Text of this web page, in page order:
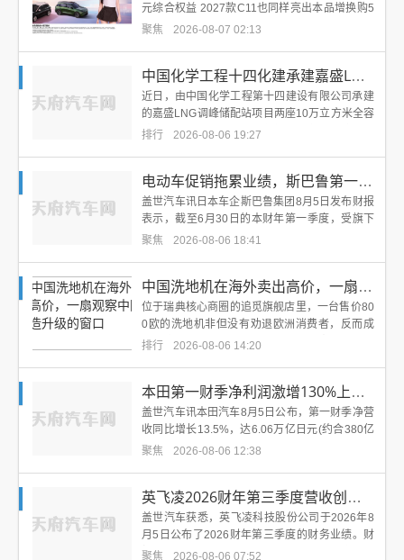
元综合权益 2027款C11也同样亮出本品增换购5
000元、5000元全配套装选装基金、至...
聚焦 2026-08-07 02:13
中国化学工程十四化建承建嘉盛LNG调峰储配站
近日，由中国化学工程第十四建设有限公司承建
的嘉盛LNG调峰储配站项目两座10万立方米全容
储罐内的4台罐内低压泵全部精准安装就位，为
排行 2026-08-06 19:27
电动车促销拖累业绩，斯巴鲁第一财季营业利润下
盖世汽车讯日本车企斯巴鲁集团8月5日发布财报
表示，截至6月30日的本财年第一季度，受旗下
电动车型高额促销补贴开支拖累，营业利润同比
聚焦 2026-08-06 18:41
中国洗地机在海外卖出高价，一扇观察中国智造升
位于瑞典核心商圈的追觅旗舰店里，一台售价80
0欧的洗地机非但没有劝退欧洲消费者，反而成
了被追捧的对象。跨越大半个欧亚大陆，8000公
排行 2026-08-06 14:20
本田第一财季净利润激增130%上调全年业绩预
盖世汽车讯本田汽车8月5日公布，第一财季净营
收同比增长13.5%，达6.06万亿日元(约合380亿
美元)；净利润增长129.3%，至4,50...
聚焦 2026-08-06 12:38
英飞凌2026财年第三季度营收创历史新高，A
盖世汽车获悉，英飞凌科技股份公司于2026年8
月5日公布了2026财年第三季度的财务业绩。财
报显示，受益于AI业务强劲增长，公司季度营收
聚焦 2026-08-06 07:52